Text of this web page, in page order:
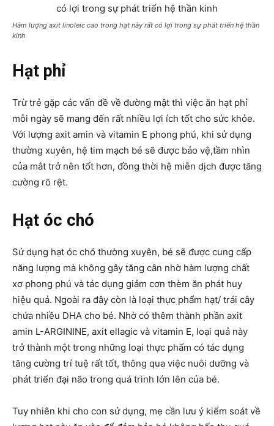
Hàm lượng axit linoleic cao trong hạt này rất có lợi trong sự phát triển hệ thần
kinh
Hạt phỉ
Trừ trẻ gặp các vấn đề về đường mật thì việc ăn hạt phỉ
mỗi ngày sẽ mang đến rất nhiều lợi ích tốt cho sức khỏe.
Với lượng axit amin và vitamin E phong phú, khi sử dụng
thường xuyên, hệ tim mạch bé sẽ được bảo vệ,tầm nhìn
của mắt trở nên tốt hơn, đồng thời hệ miễn dịch được tăng
cường rõ rệt.
Hạt óc chó
Sử dụng hạt óc chó thường xuyên, bé sẽ được cung cấp
năng lượng mà không gây tăng cân nhờ hàm lượng chất
xơ phong phú và tác dụng giảm cơn thèm ăn phát huy
hiệu quả. Ngoài ra đây còn là loại thực phẩm hạt/ trái cây
chứa nhiều DHA cho bé. Nhờ có thêm thành phần axit
amin L-ARGININE, axit ellagic và vitamin E, loại quả này
trở thành một trong những loại thực phẩm có tác dụng
tăng cường trí tuệ rất tốt, thông qua việc nuôi dưỡng và
phát triển đại não trong quá trình lớn lên của bé.
Tuy nhiên khi cho con sử dụng, mẹ cần lưu ý kiểm soát về